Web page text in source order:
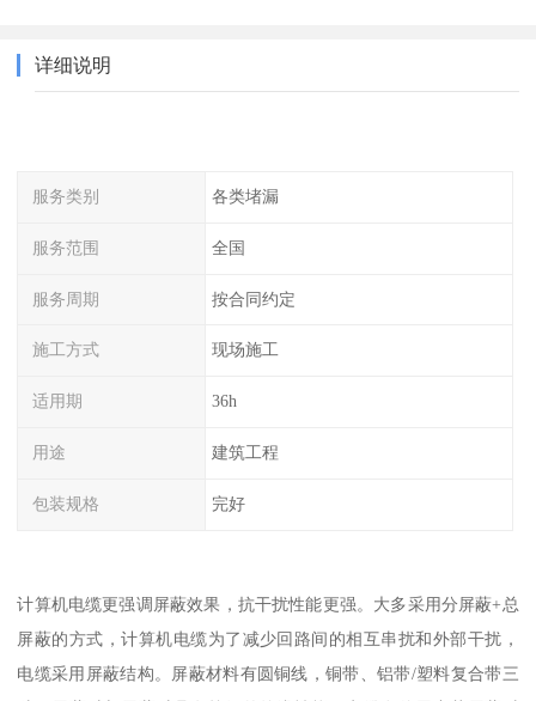
详细说明
服务类别 各类堵漏
服务范围 全国
服务周期 按合同约定
施工方式 现场施工
适用期 36h
用途 建筑工程
包装规格 完好
计算机电缆更强调屏蔽效果，抗干扰性能更强。大多采用分屏蔽+总
屏蔽的方式，计算机电缆为了减少回路间的相互串扰和外部干扰，
电缆采用屏蔽结构。屏蔽材料有圆铜线，铜带、铝带/塑料复合带三